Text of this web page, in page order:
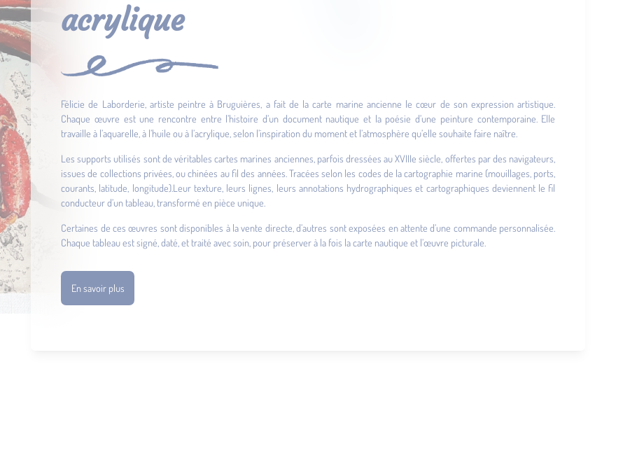
acrylique
Félicie de Laborderie, artiste peintre à Bruguières, a fait de la carte marine ancienne le cœur de son expression artistique.
Chaque œuvre est une rencontre entre l’histoire d’un document nautique et la poésie d’une peinture contemporaine. Elle
travaille à l’aquarelle, à l’huile ou à l’acrylique, selon l’inspiration du moment et l’atmosphère qu’elle souhaite faire naître.
Les supports utilisés sont de véritables cartes marines anciennes, parfois dressées au XVIIIe siècle, offertes par des navigateurs,
issues de collections privées, ou chinées au fil des années. Tracées selon les codes de la cartographie marine (mouillages, ports,
courants, latitude, longitude).Leur texture, leurs lignes, leurs annotations hydrographiques et cartographiques deviennent le fil
conducteur d’un tableau, transformé en pièce unique.
Certaines de ces œuvres sont disponibles à la vente directe, d’autres sont exposées en attente d’une commande personnalisée.
Chaque tableau est signé, daté, et traité avec soin, pour préserver à la fois la carte nautique et l’œuvre picturale.
En savoir plus